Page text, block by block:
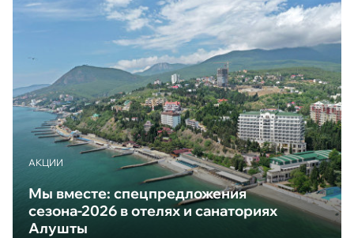
АКЦИИ
Мы вместе: спецпредложения
сезона-2026 в отелях и санаториях
Алушты